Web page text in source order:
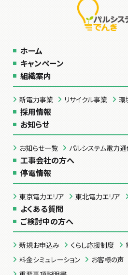
ホーム
キャンペーン
組織案内
新電力事業 リサイクル事業 環
採用情報
お知らせ
お知らせ一覧 パルシステム電力
工事会社の方へ
停電情報
東京電力エリア 東北電力エリア
よくある質問
ご検討中の方へ
新規お申込み くらし応援制度
料金シミュレーション
お客様の声